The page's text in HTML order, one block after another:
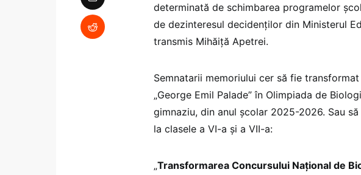
determinată de schimbarea programelor
de dezinteresul decidenților din Ministerul
transmis Mihăiță Apetrei.
Semnatarii memoriului cer să fie
„George Emil Palade” în Olimpiada de
gimnaziu, din anul școlar 2025-2026. Sau
la clasele a VI-a și a VII-a:
„Transformarea Concursului Național de